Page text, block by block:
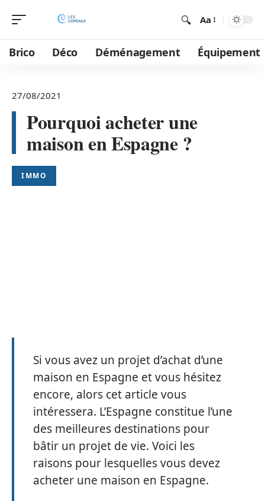
Aa
Brico Déco Déménagement Équipement
27/08/2021
Pourquoi acheter une
maison en Espagne ?
IMMO
Si vous avez un projet d’achat d’une
maison en Espagne et vous hésitez
encore, alors cet article vous
intéressera. L’Espagne constitue l’une
des meilleures destinations pour
bâtir un projet de vie. Voici les
raisons pour lesquelles vous devez
acheter une maison en Espagne.